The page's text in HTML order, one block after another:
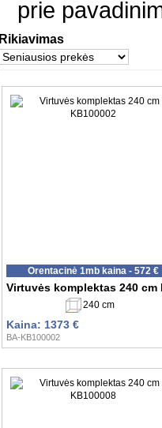
prie
Rikiavimas
Orentacinė 1mb kaina - 572 €
Virtuvės komplektas 240 cm
240 cm
Kaina: 1373 €
BA-KB100002